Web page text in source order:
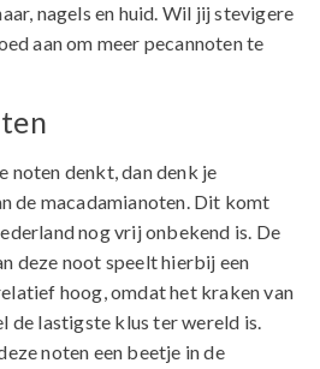
nagels en huid. Wil jij stevigere
aan om meer pecannoten te
noten denkt, dan denk je
de macadamianoten. Dit komt
nog vrij onbekend is. De
deze noot speelt hierbij een
hoog, omdat het kraken van
de lastigste klus ter wereld is.
noten een beetje in de